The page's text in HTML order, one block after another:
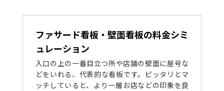
ファサード看板・壁面看板の料金シミ
ュレーション
入口の上の一番目立つ所や店舗の壁面に屋号な
どをいれる、代表的な看板です。ピッタリとマ
ッチしていると、より一層お店などの印象を良